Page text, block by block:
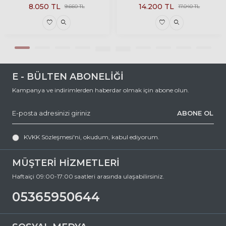
Çerçeve Şekli
Çerçeve Rengi
Degrade Hayır
Polarize Hayır
9.660TL
8.050 TL 17.040TL
14.200 TL
MÜŞTERİ HİZMETLERİ
Haftaiçi 09:00-17:00 saatleri arasında ulaşabilirsiniz.
05365950644
E - BÜLTEN ABONELİĞİ
Kampanya ve indirimlerden haberdar olmak için abone olun.
ABONE OL
KVKK Sözleşmesi'ni , okudum, kabul ediyorum.